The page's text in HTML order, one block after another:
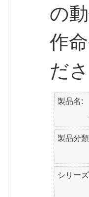
の
作
ださ
製品名
製品分類
シリーズ